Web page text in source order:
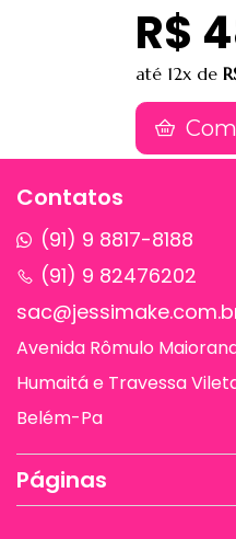
R$
até 12x de
Contatos
(91) 9 8817-8188
(91) 9 82476202
Avenida Rômulo
Humaitá e Travessa
Belém-Pa
Páginas